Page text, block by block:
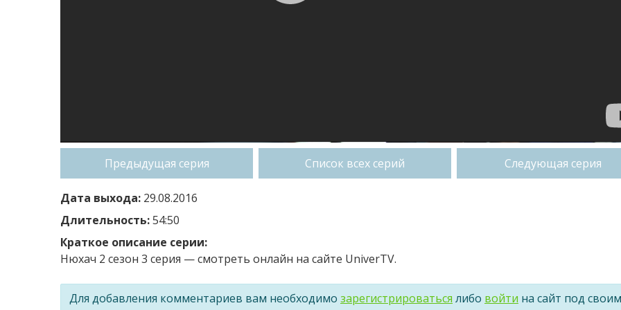
Предыдущая серия Список всех серий Следующая серия
Дата выхода: 29.08.2016
Длительность:54:50
Краткое описание серии:
Нюхач 2 сезон 3 серия — смотреть онлайн на сайте UniverTV.
Для добавления комментариев вам необходимо зарегистрироваться либо войти на сайт под своим